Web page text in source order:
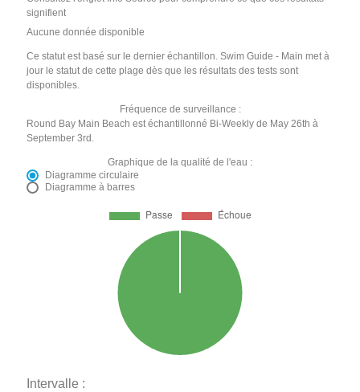
signifient
Aucune donnée disponible
Ce statut est basé sur le dernier échantillon. Swim Guide - Main met à
jour le statut de cette plage dès que les résultats des tests sont
disponibles.
Fréquence de surveillance :
Round Bay Main Beach est échantillonné Bi-Weekly de May 26th à
September 3rd.
Graphique de la qualité de l'eau :
Diagramme circulaire
Diagramme à barres
Intervalle :